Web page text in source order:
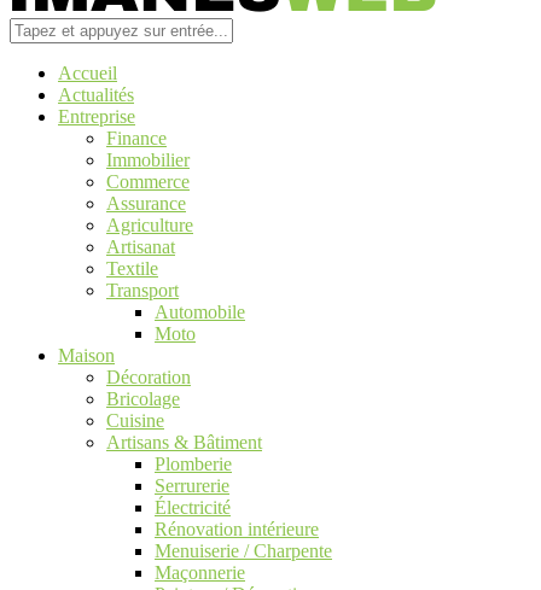
Accueil
Actualités
Entreprise
Finance
Immobilier
Commerce
Assurance
Agriculture
Artisanat
Textile
Transport
Automobile
Moto
Maison
Décoration
Bricolage
Cuisine
Artisans & Bâtiment
Plomberie
Serrurerie
Électricité
Rénovation intérieure
Menuiserie / Charpente
Maçonnerie